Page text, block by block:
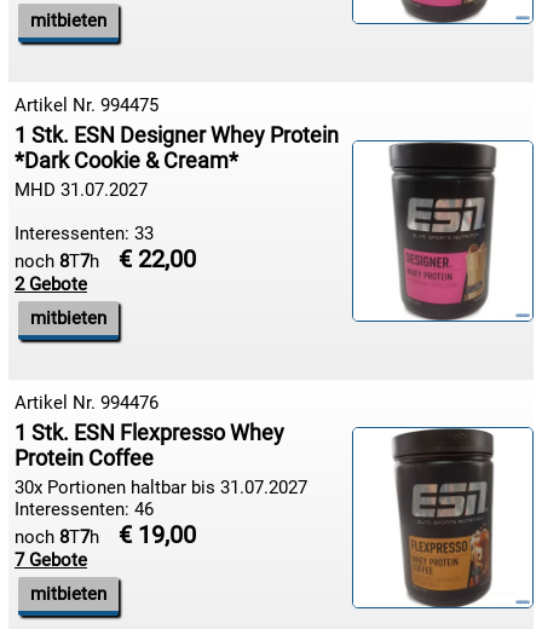
17.08:
17.08:
17.08:
17.08:
18.08:
18.08:
mitbieten
Artikel Nr. 994475
1 Stk. ESN Designer Whey Protein
*Dark Cookie & Cream*
MHD 31.07.2027
Interessenten: 33
noch 8T7h € 22,00
2 Gebote
mitbieten
Artikel Nr. 994476
1 Stk. ESN Flexpresso Whey
Protein Coffee
30x Portionen haltbar bis 31.07.2027
Interessenten: 46
noch 8T7h € 19,00
7 Gebote
mitbieten